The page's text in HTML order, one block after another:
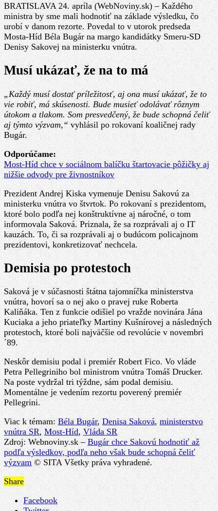
BRATISLAVA 24. apríla (WebNoviny.sk) – Každého
ministra by sme mali hodnotiť na základe výsledku, čo
urobí v danom rezorte. Povedal to v utorok predseda
Mosta-Híd Béla Bugár na margo kandidátky Smeru-SD
Denisy Sakovej na ministerku vnútra.
Musí ukázať, že na to má
„Každý musí dostať príležitosť, aj ona musí ukázať, že to
vie robiť, má skúsenosti. Bude musieť odolávať rôznym
útokom a tlakom. Som presvedčený, že bude schopná čeliť
aj týmto výzvam,“ vyhlásil po rokovaní koaličnej rady
Bugár.
Odporúčame:
Most-Híd chce v sociálnom balíčku štartovacie pôžičky aj
nižšie odvody pre živnostníkov
Prezident Andrej Kiska vymenuje Denisu Sakovú za
ministerku vnútra vo štvrtok. Po rokovaní s prezidentom,
ktoré bolo podľa nej konštruktívne aj náročné, o tom
informovala Saková. Priznala, že sa rozprávali aj o IT
kauzách. To, či sa rozprávali aj o budúcom policajnom
prezidentovi, konkretizovať nechcela.
Demisia po protestoch
Saková je v súčasnosti štátna tajomníčka ministerstva
vnútra, hovorí sa o nej ako o pravej ruke Roberta
Kaliňáka. Ten z funkcie odišiel po vražde novinára Jána
Kuciaka a jeho priateľky Martiny Kušnírovej a následných
protestoch, ktoré boli najväčšie od revolúcie v novembri
´89.
Neskôr demisiu podal i premiér Robert Fico. Vo vláde
Petra Pellegriniho bol ministrom vnútra Tomáš Drucker.
Na poste vydržal tri týždne, sám podal demisiu.
Momentálne je vedením rezortu poverený premiér
Pellegrini.
Viac k témam: Béla Bugár, Denisa Saková, ministerstvo
vnútra SR, Most-Híd, Vláda SR
Zdroj: Webnoviny.sk –Bugár chce Sakovú hodnotiť až
podľa výsledkov, podľa neho však bude schopná čeliť
výzvam© SITA Všetky práva vyhradené.
Share
Facebook